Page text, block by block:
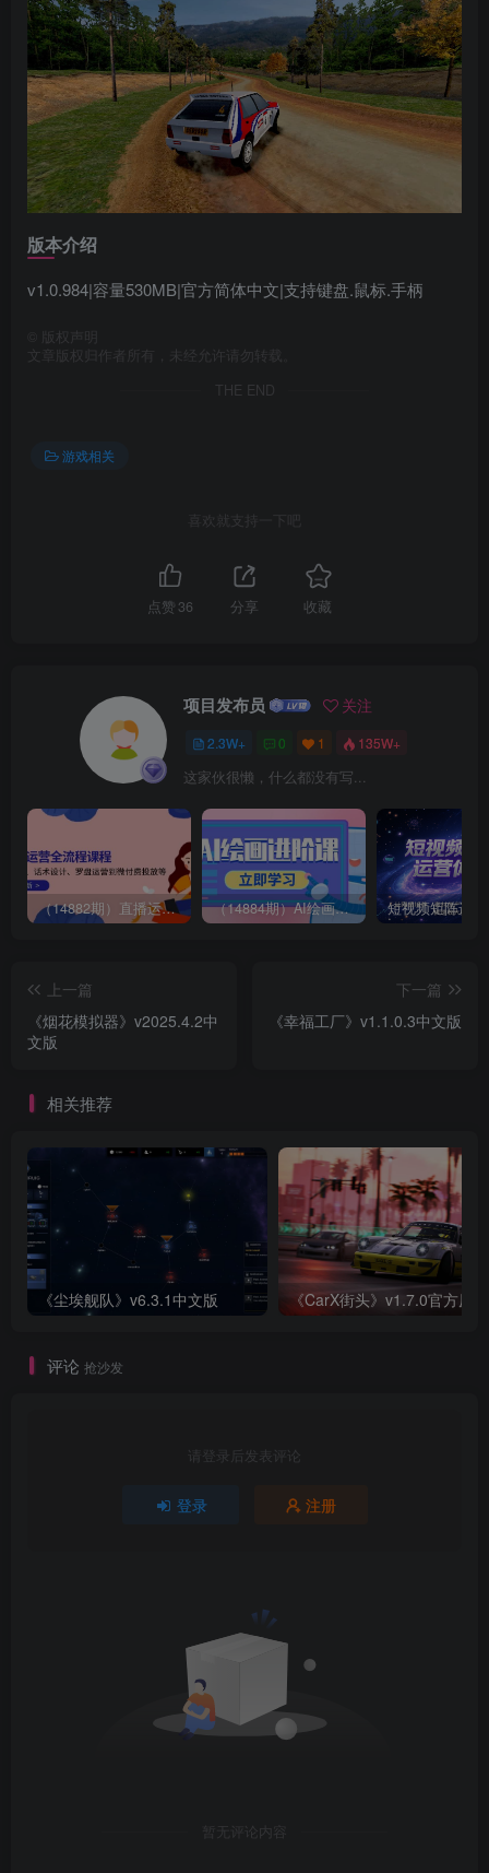
版本介绍
v1.0.984|容量530MB|官方简体中文|支持键盘.鼠标.手柄
版权声明
文章版权归作者所有，未经允许请勿转载。
THE END
游戏相关
喜欢就支持一下吧
点赞 36 分享 收藏
项目发布员 关注
2.3W+ 0 1 135W+
这家伙很懒，什么都没有写...
（14882期）直播运营全流程课程-5月更新：从起号、话术设计、罗盘运营到微付费投放等 （14884期）AI绘画进阶课，涵盖电商摄影等多领域，PS操作与AI工具使用全面教学
上一篇
《烟花模拟器》v2025.4.2中
文版
下一篇
《幸福工厂》v1.1.0.3中文版
相关推荐
《尘埃舰队》v6.3.1中文版 《CarX街头》v1.7.0官方原版
评论 抢沙发
请登录后发表评论
登录 注册
暂无评论内容